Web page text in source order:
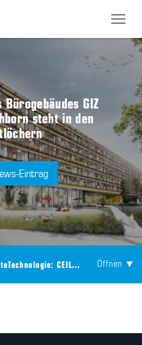
Bürogebäudes GIZ
steht in den
Eintrag
Technologie: CEILTEC® Holzbetonverbunddecke Öffnen